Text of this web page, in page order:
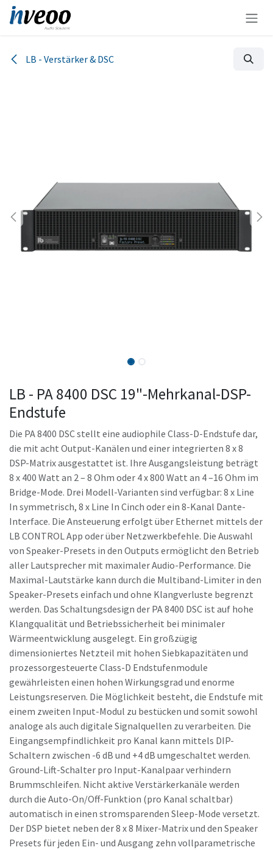
Zum Inhalt springen
LB - Verstärker & DSC
LB - PA 8400 DSC 19"-Mehrkanal-DSP-
Endstufe
Die PA 8400 DSC stellt eine audiophile Class-D-Endstufe dar,
die mit acht Output-Kanälen und einer integrierten 8 x 8
DSP-Matrix ausgestattet ist. Ihre Ausgangsleistung beträgt
8 x 400 Watt an 2 – 8 Ohm oder 4 x 800 Watt an 4 –16 Ohm im
Bridge-Mode. Drei Modell-Varianten sind verfügbar: 8 x Line
In symmetrisch, 8 x Line In Cinch oder ein 8-Kanal Dante-
Interface. Die Ansteuerung erfolgt über Ethernet mittels der
LB CONTROL App oder über Netzwerkbefehle. Die Auswahl
von Speaker-Presets in den Outputs ermöglicht den Betrieb
aller Lautsprecher mit maximaler Audio-Performance. Die
Maximal-Lautstärke kann durch die Multiband-Limiter in den
Speaker-Presets einfach und ohne Klangverluste begrenzt
werden. Das Schaltungsdesign der PA 8400 DSC ist auf hohe
Klangqualität und Betriebssicherheit bei minimaler
Wärmeentwicklung ausgelegt. Ein großzügig
dimensioniertes Netzteil mit hohen Siebkapazitäten und
prozessorgesteuerte Class-D Endstufenmodule
gewährleisten einen hohen Wirkungsgrad und enorme
Leistungsreserven. Die Möglichkeit besteht, die Endstufe mit
einem zweiten Input-Modul zu bestücken und somit sowohl
analoge als auch digitale Signalquellen zu verarbeiten. Die
Eingangsempfindlichkeit pro Kanal kann mittels DIP-
Schaltern zwischen -6 dB und +4 dB umgeschaltet werden.
Ground-Lift-Schalter pro Input-Kanalpaar verhindern
Brummschleifen. Nicht aktive Verstärkerkanäle werden
durch die Auto-On/Off-Funktion (pro Kanal schaltbar)
automatisch in einen stromsparenden Sleep-Mode versetzt.
Der DSP bietet neben der 8 x 8 Mixer-Matrix und den Speaker
Presets für jeden Ein- und Ausgang zehn vollparametrische